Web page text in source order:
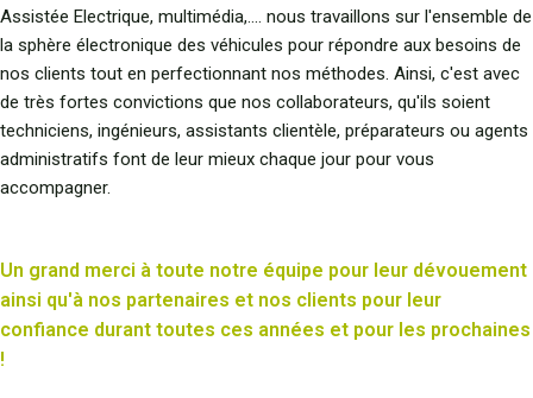
Assistée Electrique, multimédia,.... nous travaillons sur l'ensemble de
la sphère électronique des véhicules pour répondre aux besoins de
nos clients tout en perfectionnant nos méthodes. Ainsi, c'est avec
de très fortes convictions que nos collaborateurs, qu'ils soient
techniciens, ingénieurs, assistants clientèle, préparateurs ou agents
administratifs font de leur mieux chaque jour pour vous
accompagner.
Un grand merci à toute notre équipe pour leur dévouement
ainsi qu'à nos partenaires et nos clients pour leur
confiance durant toutes ces années et pour les prochaines
!